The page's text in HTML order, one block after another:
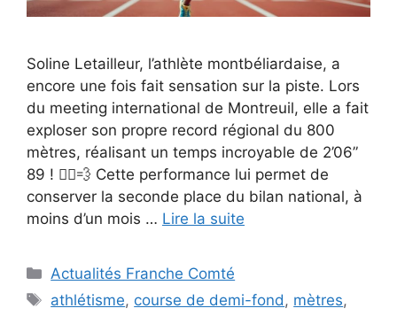
Soline Letailleur, l’athlète montbéliardaise, a
encore une fois fait sensation sur la piste. Lors
du meeting international de Montreuil, elle a fait
exploser son propre record régional du 800
mètres, réalisant un temps incroyable de 2’06”
89 ! 🏃‍♀️💨 Cette performance lui permet de
conserver la seconde place du bilan national, à
moins d’un mois … Lire la suite
Catégories
Actualités Franche Comté
Étiquettes
athlétisme, course de demi-fond , mètres,